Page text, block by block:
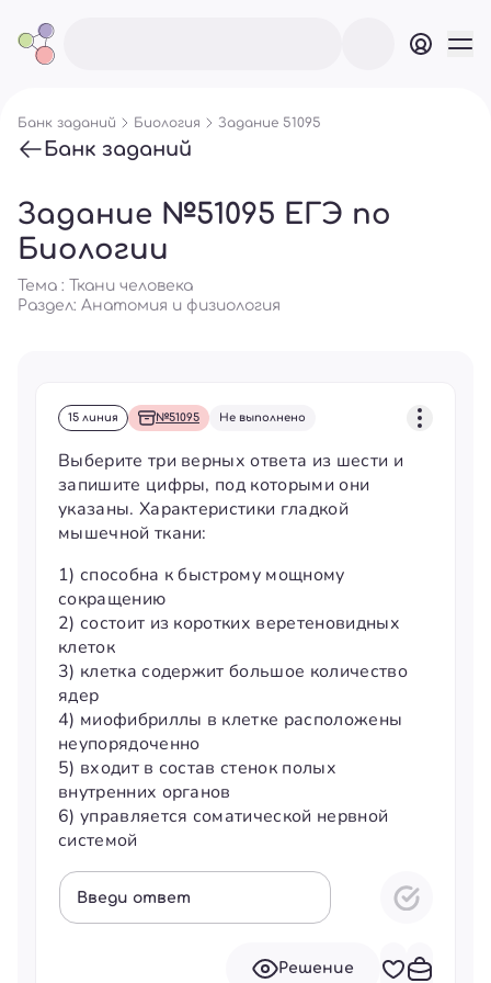
Банк заданий Биология Задание 51095
Банк заданий
Задание №51095 ЕГЭ по
Биологии
Тема : Ткани человека
Раздел: Анатомия и физиология
15 линия №51095 Не выполнено
Выберите три верных ответа из шести и
запишите цифры, под которыми они
указаны. Характеристики гладкой
мышечной ткани:
1) способна к быстрому мощному
сокращению
2) состоит из коротких веретеновидных
клеток
3) клетка содержит большое количество
ядер
4) миофибриллы в клетке расположены
неупорядоченно
5) входит в состав стенок полых
внутренних органов
6) управляется соматической нервной
системой
Введи ответ
Решение